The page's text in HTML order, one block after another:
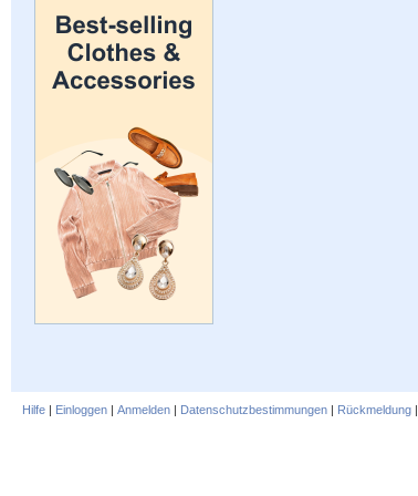
Hilfe | Einloggen | Anmelden | Datenschutzbestimmungen | Rückmeldung |